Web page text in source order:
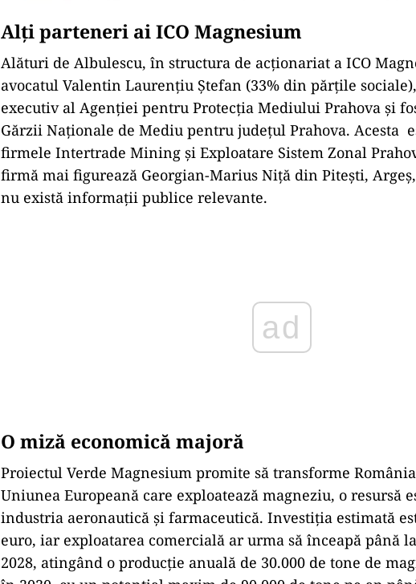
Alți parteneri ai ICO Magnesium
Alături de Albulescu, în structura de acționariat a ICO
avocatul Valentin Laurențiu Ștefan (33% din părțile
executiv al Agenției pentru Protecția Mediului Prahova și
Gărzii Naționale de Mediu pentru județul Prahova. Acesta
firmele Intertrade Mining și Exploatare Sistem Zonal
firmă mai figurează Georgian-Marius Niță din Pitești,
nu există informații publice relevante.
ad
O miză economică majoră
Proiectul Verde Magnesium promite să transforme
Uniunea Europeană care exploatează magneziu, o resursă
industria aeronautică și farmaceutică. Investiția estimată
euro, iar exploatarea comercială ar urma să înceapă până
2028, atingând o producție anuală de 30.000 de tone de